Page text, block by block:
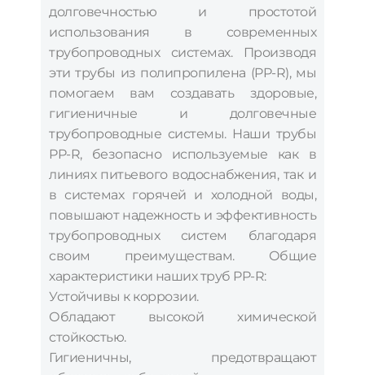
долговечностью и простотой
использования в современных
трубопроводных системах. Производя
эти трубы из полипропилена (PP-R), мы
помогаем вам создавать здоровые,
гигиеничные и долговечные
трубопроводные системы. Наши трубы
PP-R, безопасно используемые как в
линиях питьевого водоснабжения, так и
в системах горячей и холодной воды,
повышают надежность и эффективность
трубопроводных систем благодаря
своим преимуществам. Общие
характеристики наших труб PP-R:
Устойчивы к коррозии.
Обладают высокой химической
стойкостью.
Гигиеничны, предотвращают